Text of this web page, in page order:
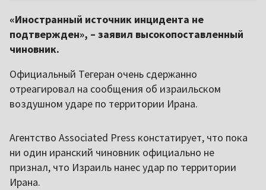
«Иностранный источник инцидента не
подтвержден», – заявил высокопоставленный
чиновник.
Официальный Тегеран очень сдержанно
отреагировал на сообщения об израильском
воздушном ударе по территории Ирана.
Агентство Associated Press констатирует, что пока
ни один иранский чиновник официально не
признал, что Израиль нанес удар по территории
Ирана.